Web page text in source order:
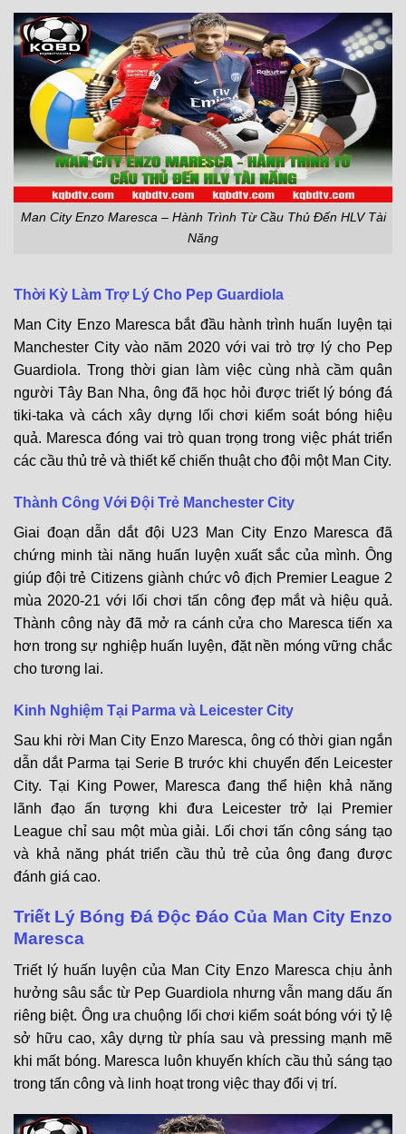
Man City Enzo Maresca – Hành Trình Từ Cầu Thủ Đến HLV Tài
Năng
Thời Kỳ Làm Trợ Lý Cho Pep Guardiola
Man City Enzo Maresca bắt đầu hành trình huấn luyện tại
Manchester City vào năm 2020 với vai trò trợ lý cho Pep
Guardiola. Trong thời gian làm việc cùng nhà cầm quân
người Tây Ban Nha, ông đã học hỏi được triết lý bóng đá
tiki-taka và cách xây dựng lối chơi kiểm soát bóng hiệu
quả. Maresca đóng vai trò quan trọng trong việc phát triển
các cầu thủ trẻ và thiết kế chiến thuật cho đội một Man City.
Thành Công Với Đội Trẻ Manchester City
Giai đoạn dẫn dắt đội U23 Man City Enzo Maresca đã
chứng minh tài năng huấn luyện xuất sắc của mình. Ông
giúp đội trẻ Citizens giành chức vô địch Premier League 2
mùa 2020-21 với lối chơi tấn công đẹp mắt và hiệu quả.
Thành công này đã mở ra cánh cửa cho Maresca tiến xa
hơn trong sự nghiệp huấn luyện, đặt nền móng vững chắc
cho tương lai.
Kinh Nghiệm Tại Parma và Leicester City
Sau khi rời Man City Enzo Maresca, ông có thời gian ngắn
dẫn dắt Parma tại Serie B trước khi chuyển đến Leicester
City. Tại King Power, Maresca đang thể hiện khả năng
lãnh đạo ấn tượng khi đưa Leicester trở lại Premier
League chỉ sau một mùa giải. Lối chơi tấn công sáng tạo
và khả năng phát triển cầu thủ trẻ của ông đang được
đánh giá cao.
Triết Lý Bóng Đá Độc Đáo Của Man City Enzo
Maresca
Triết lý huấn luyện của Man City Enzo Maresca chịu ảnh
hưởng sâu sắc từ Pep Guardiola nhưng vẫn mang dấu ấn
riêng biệt. Ông ưa chuộng lối chơi kiểm soát bóng với tỷ lệ
sở hữu cao, xây dựng từ phía sau và pressing mạnh mẽ
khi mất bóng. Maresca luôn khuyến khích cầu thủ sáng tạo
trong tấn công và linh hoạt trong việc thay đổi vị trí.